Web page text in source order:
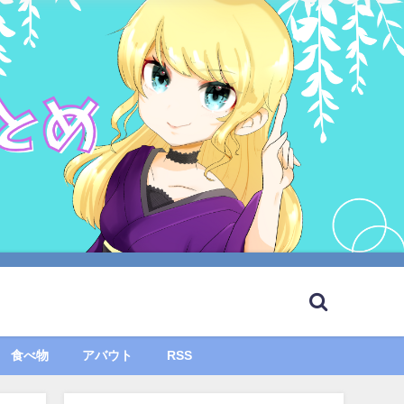
食べ物 アバウト RSS